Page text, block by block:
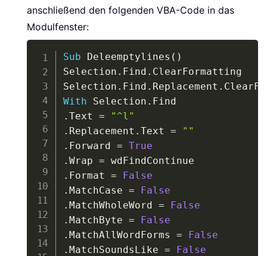
anschließend den folgenden VBA-Code in das
Modulfenster:
Sub Deleemptylines ( )
Selection . Find . ClearFormatting
Selection . Find . Replacement .
With Selection .
. Text =
"^l"
. Replacement . Text =
""
. Forward = True
. Wrap =
. Format =
False
. MatchCase =
False
. MatchWholeWord =
False
. MatchByte =
False
. MatchAllWordForms =
False
. MatchSoundsLike =
False